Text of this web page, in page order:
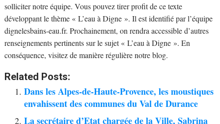
solliciter notre équipe. Vous pouvez tirer profit de ce texte
développant le thème « L’eau à Digne ». Il est identifié par l’équipe
dignelesbains-eau.fr. Prochainement, on rendra accessible d’autres
renseignements pertinents sur le sujet « L’eau à Digne ». En
conséquence, visitez de manière régulière notre blog.
Related Posts:
Dans les Alpes-de-Haute-Provence, les moustiques
envahissent des communes du Val de Durance
La secrétaire d’Etat chargée de la Ville, Sabrina